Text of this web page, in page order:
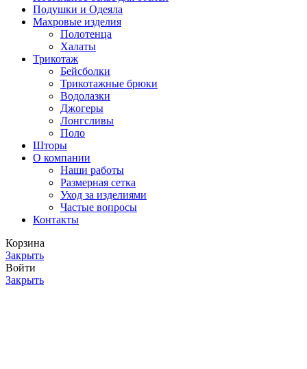
Подушки и Одеяла
Махровые изделия
Полотенца
Халаты
Трикотаж
Бейсболки
Трикотажные брюки
Водолазки
Джогеры
Лонгсливы
Поло
Шторы
О компании
Наши работы
Размерная сетка
Уход за изделиями
Частые вопросы
Контакты
Корзина
Закрыть
Войти
Закрыть